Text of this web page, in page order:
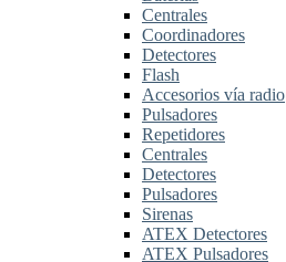
Centrales
Coordinadores
Detectores
Flash
Accesorios vía radio
Pulsadores
Repetidores
Centrales
Detectores
Pulsadores
Sirenas
ATEX Detectores
ATEX Pulsadores